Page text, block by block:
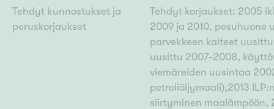
Tehdyt kunnostukset ja
peruskorjaukset
Tehdyt korjaukset: 2005
2009 ja 2010,
parvekkeen kaiteet
uusittu 2007-2008,
viemäreiden uusintaa
petroliöljymaali),2013
siirtyminen maalämpöön,